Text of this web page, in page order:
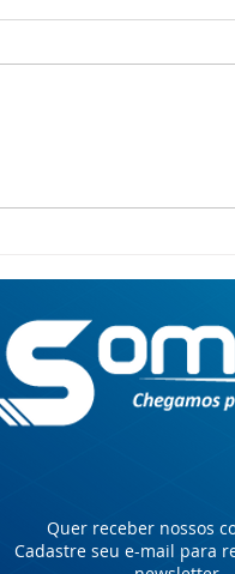
Quer receber nossos
Cadastre seu e-mail para